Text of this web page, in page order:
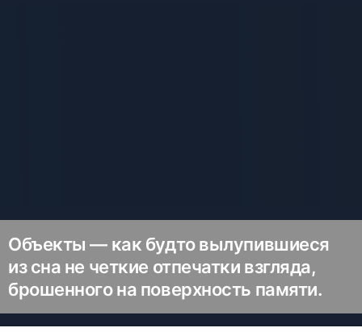
Объекты — как будто вылупившиеся
из сна не четкие отпечатки взгляда,
брошенного на поверхность памяти.